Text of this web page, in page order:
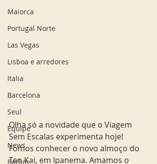
Maiorca
Portugal Norte
Las Vegas
Lisboa e arredores
Italia
Barcelona
Seul
Equipe
News
Berlim
Olha só a novidade que o Viagem
Sem Escalas experimenta hoje!
Fomos conhecer o novo almoço do
Ten Kai, em Ipanema. Amamos o